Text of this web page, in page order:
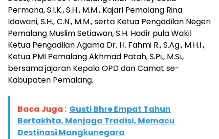
Permana, S.I.K., S.H., M.M., Kajari Pemalang Rina
Idawani, S.H., C.N., M.M., serta Ketua Pengadilan Negeri
Pemalang Muslim Setiawan, S.H. Hadir pula Wakil
Ketua Pengadilan Agama Dr. H. Fahmi R., S.Ag., M.H.I.,
Ketua PMI Pemalang Akhmad Patah, S.Pi., M.Si.,
bersama jajaran Kepala OPD dan Camat se-
Kabupaten Pemalang.
Baca Juga : Gusti Bhre Empat Tahun
Bertakhta, Menjaga Tradisi, Memacu
Destinasi Mangkunegara